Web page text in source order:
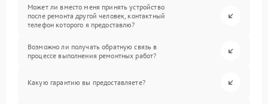
Может ли вместо меня принять устройство
после ремонта другой человек, контактный
телефон которого я предоставлю?
Возможно ли получать обратную связь в
процессе выполнения ремонтных работ?
Какую гарантию вы предоставляете?